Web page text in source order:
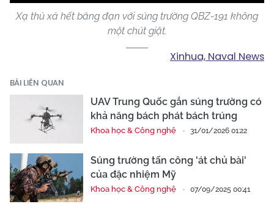
Xạ thủ xả hết băng đạn với súng trường QBZ-191 không
một chút giật.
Xinhua, Naval News
BÀI LIÊN QUAN
UAV Trung Quốc gắn súng trường có
khả năng bách phát bách trúng
Khoa học & Công nghệ 31/01/2026 01:22
Súng trường tấn công 'át chủ bài'
của đặc nhiệm Mỹ
Khoa học & Công nghệ 07/09/2025 00:41